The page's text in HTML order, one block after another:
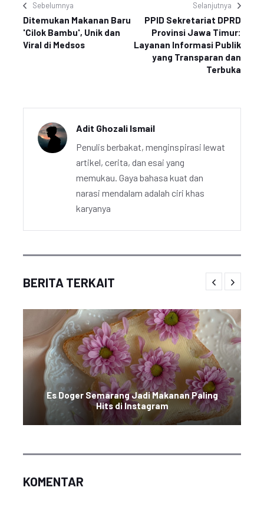
Sebelumnya
Ditemukan Makanan Baru
'Cilok Bambu', Unik dan
Viral di Medsos
Selanjutnya
PPID Sekretariat DPRD
Provinsi Jawa Timur:
Layanan Informasi Publik
yang Transparan dan
Terbuka
Adit Ghozali Ismail
Penulis berbakat, menginspirasi lewat
artikel, cerita, dan esai yang
memukau. Gaya bahasa kuat dan
narasi mendalam adalah ciri khas
karyanya
BERITA TERKAIT
Es Doger Semarang Jadi Makanan Paling
Hits di Instagram
KOMENTAR